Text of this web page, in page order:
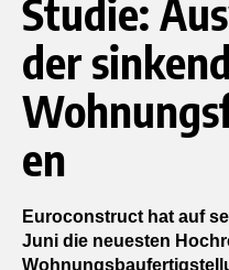
Studie:
der
en
Euroconstruct hat auf
Juni die neuesten